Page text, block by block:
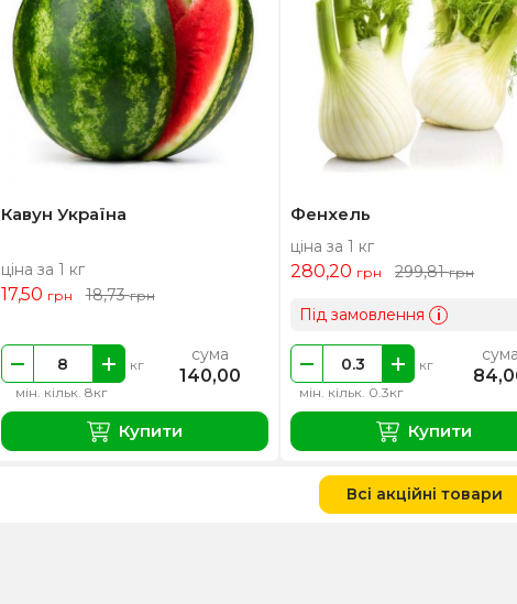
Кавун Україна
ціна за 1 кг
17,50 грн 18,73грн
мін. кільк. 8кг
кг сума
140,00
Купити
Фенхель
ціна за 1 кг
280,20 грн 299,81грн
Під замовлення i
мін. кільк. 0.3кг
кг сума
Купити
Всі акційні товари